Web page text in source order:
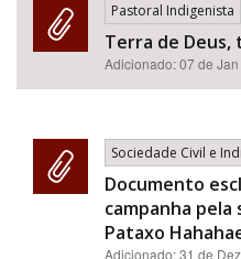
Pastoral Indigenista
Terra de Deus,
Adicionado:07 de
Sociedade Civil e
Documento
campanha
Pataxo
Adicionado:31 de